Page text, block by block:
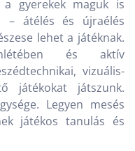
gyerekek maguk is
– átélés és újraélés
lehet a játéknak.
és aktív
vizuális-
játékokat játszunk.
Legyen mesés
játékos tanulás és